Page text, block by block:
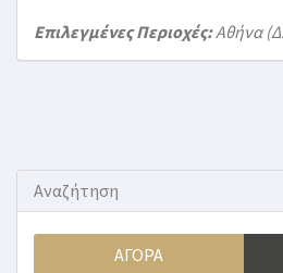
Επιλεγμένες Περιοχές:Αθήνα
Αναζήτηση
ΑΓΟΡΆ